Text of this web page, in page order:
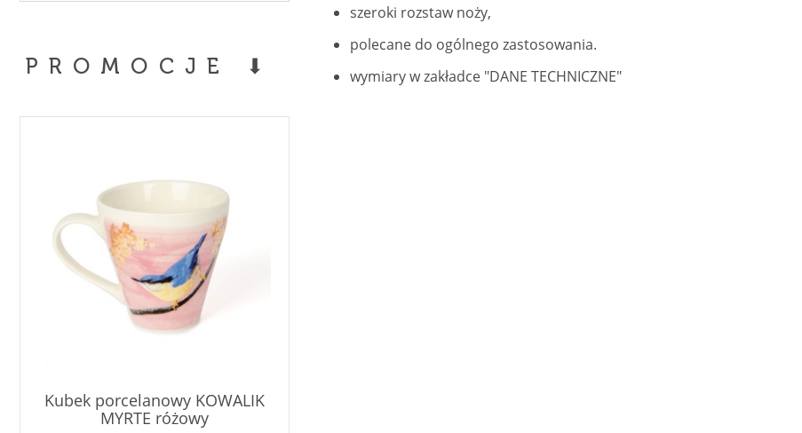
PROMOCJE ⬇
Kubek porcelanowy KOWALIK
MYRTE różowy
szeroki rozstaw noży,
polecane do ogólnego zastosowania.
wymiary w zakładce "DANE TECHNICZNE"